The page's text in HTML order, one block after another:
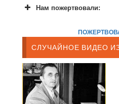
Нам пожертвовали:
СЛУЧАЙНОЕ ВИДЕО